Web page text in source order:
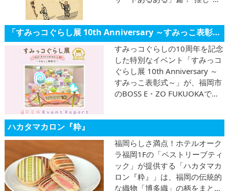
「すみっコぐらし展 10th Anniversary ～すみっこ表彰式～」が福岡市のBOSS E・ZO FUKUOKAで開催中！
すみっコぐらしの10周年を記念
した特別なイベント「すみっコ
ぐらし展 10th Anniversary ～
すみっこ表彰式～」が、福岡市
のBOSS E・ZO FUKUOKAで開
ハカタマカロン『粋』
福岡らしさ満点！ホテルオーク
ラ福岡1Fの「ペストリーブティ
ック」が提供する「ハカタマカ
ロン『粋』」は、福岡の伝統的
な織物「博多織」の柄をまとっ